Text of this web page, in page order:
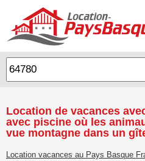
Location de vacances
avec piscine où les
vue montagne dans un
Location vacances au Pays Basque